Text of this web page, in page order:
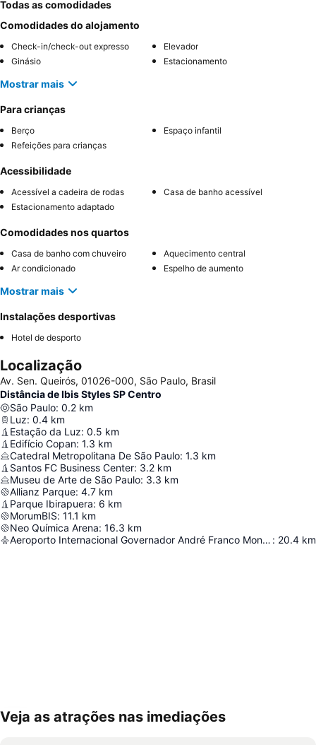
Todas as comodidades
Comodidades do alojamento
Check-in/check-out expresso
Elevador
Ginásio
Estacionamento
Mostrar mais
Para crianças
Berço
Espaço infantil
Refeições para crianças
Acessibilidade
Acessível a cadeira de rodas
Casa de banho acessível
Estacionamento adaptado
Comodidades nos quartos
Casa de banho com chuveiro
Aquecimento central
Ar condicionado
Espelho de aumento
Mostrar mais
Instalações desportivas
Hotel de desporto
Localização
Av. Sen. Queirós, 01026-000, São Paulo, Brasil
Distância de Ibis Styles SP Centro
São Paulo: 0.2 km
Luz: 0.4 km
Estação da Luz: 0.5 km
Edifício Copan: 1.3 km
Catedral Metropolitana De São Paulo: 1.3 km
Santos FC Business Center: 3.2 km
Museu de Arte de São Paulo: 3.3 km
Allianz Parque: 4.7 km
Parque Ibirapuera: 6 km
MorumBIS: 11.1 km
Neo Química Arena: 16.3 km
Aeroporto Internacional Governador André Franco Montoro : 20.4 km
Ampliar mapa
Veja as atrações nas imediações